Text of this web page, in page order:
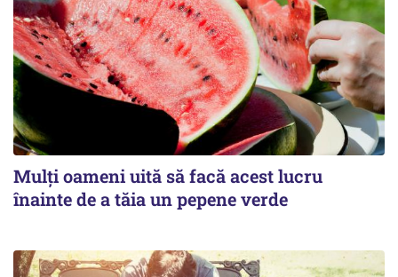
Mulți oameni uită să facă acest lucru
înainte de a tăia un pepene verde